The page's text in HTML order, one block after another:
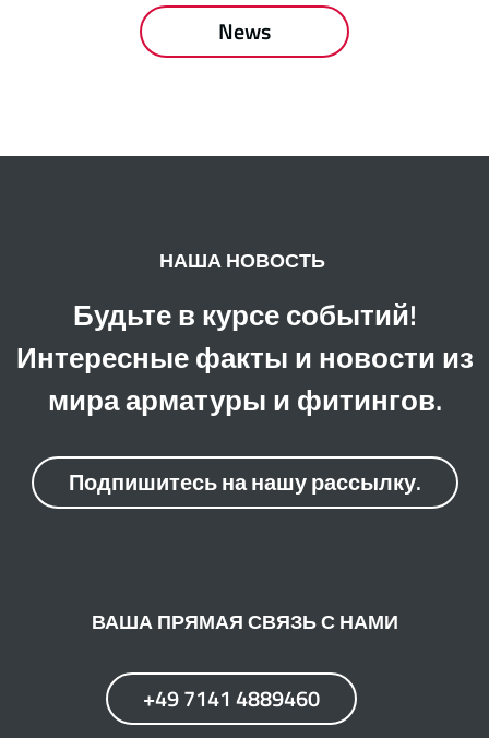
News
НАША НОВОСТЬ
Будьте в курсе событий!
Интересные факты и новости из
мира арматуры и фитингов.
Подпишитесь на нашу рассылку.
ВАША ПРЯМАЯ СВЯЗЬ С НАМИ
+49 7141 4889460